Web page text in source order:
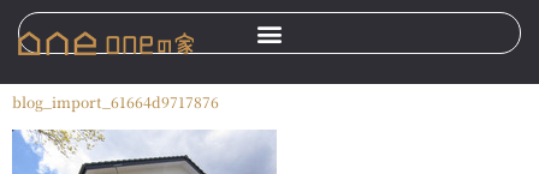
blog_import_61664d9717876